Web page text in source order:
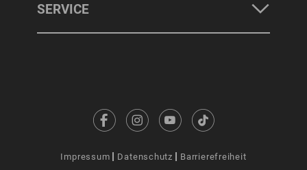
SERVICE
Impressum Datenschutz Barrierefreiheit